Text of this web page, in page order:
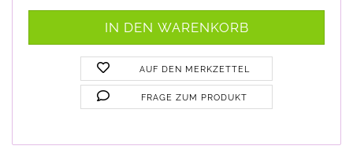
AUF DEN MERKZETTEL
FRAGE ZUM PRODUKT